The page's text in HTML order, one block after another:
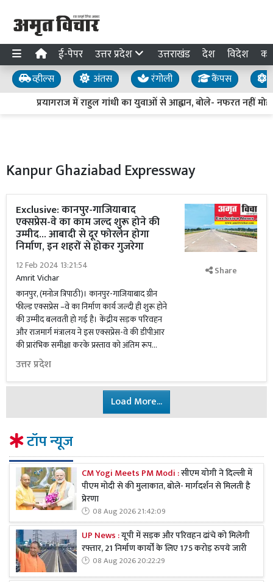
ई-पेपर उत्तर प्रदेश उत्तराखंड देश विदेश
व्हील्स अंतस रंगोली कैंपस
प्रयागराज में राहुल गांधी का युवाओं से आह्वान, बोले- नफरत नहीं
Kanpur Ghaziabad Expressway
Exclusive: कानपुर-गाजियाबाद
एक्सप्रेस-वे का काम जल्द शुरू होने की
उम्मीद... आबादी से दूर फोरलेन होगा
निर्माण, इन शहरों से होकर गुजरेगा
12 Feb 2024 13:21:54
Amrit Vichar
कानपुर, (मनोज त्रिपाठी)। कानपुर-गाजियाबाद ग्रीन
फील्ड एक्सप्रेस –वे का निर्माण कार्य जल्दी ही शुरू होने
की उम्मीद बलवती हो गई है। केंद्रीय सड़क परिवहन
और राजमार्ग मंत्रालय ने इस एक्सप्रेस-वे की डीपीआर
की प्रारंभिक समीक्षा करके प्रस्ताव को अंतिम रूप...
उत्तर प्रदेश
Share
Load More...
टॉप न्यूज
CM Yogi Meets PM Modi :सीएम योगी ने दिल्ली में
पीएम मोदी से की मुलाकात, बोले- मार्गदर्शन से मिलती है
प्रेरणा
08 Aug 2026 21:42:09
UP News :यूपी में सड़क और परिवहन ढांचे को मिलेगी
रफ्तार, 21 निर्माण कार्यों के लिए 175 करोड़ रुपये जारी
08 Aug 2026 20:22:29